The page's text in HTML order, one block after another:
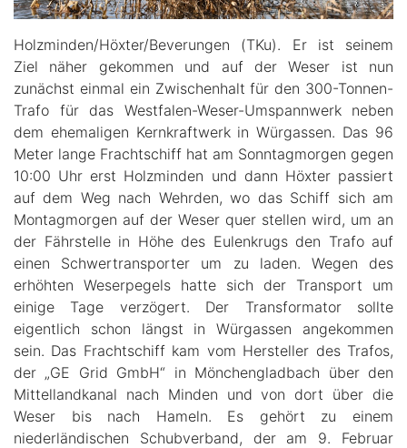
Holzminden/Höxter/Beverungen (TKu). Er ist seinem
Ziel näher gekommen und auf der Weser ist nun
zunächst einmal ein Zwischenhalt für den 300-Tonnen-
Trafo für das Westfalen-Weser-Umspannwerk neben
dem ehemaligen Kernkraftwerk in Würgassen. Das 96
Meter lange Frachtschiff hat am Sonntagmorgen gegen
10:00 Uhr erst Holzminden und dann Höxter passiert
auf dem Weg nach Wehrden, wo das Schiff sich am
Montagmorgen auf der Weser quer stellen wird, um an
der Fährstelle in Höhe des Eulenkrugs den Trafo auf
einen Schwertransporter um zu laden. Wegen des
erhöhten Weserpegels hatte sich der Transport um
einige Tage verzögert. Der Transformator sollte
eigentlich schon längst in Würgassen angekommen
sein. Das Frachtschiff kam vom Hersteller des Trafos,
der „GE Grid GmbH“ in Mönchengladbach über den
Mittellandkanal nach Minden und von dort über die
Weser bis nach Hameln. Es gehört zu einem
niederländischen Schubverband, der am 9. Februar